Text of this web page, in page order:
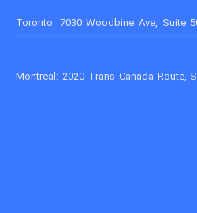
Toronto: 7030 Woodbine Ave, Suite
Montreal: 2020 Trans Canada Route,